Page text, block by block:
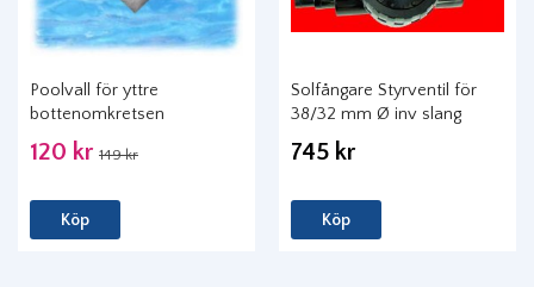
Poolvall för yttre
bottenomkretsen
120 kr 149 kr
Köp
Solfångare Styrventil för
38/32 mm Ø inv slang
745 kr
Köp